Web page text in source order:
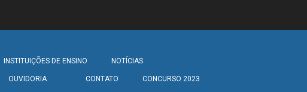
INSTITUIÇÕES DE ENSINO NOTÍCIAS
OUVIDORIA CONTATO CONCURSO 2023